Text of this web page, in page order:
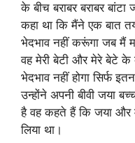
के बीच बराबर बराबर
कहा था कि मैंने एक बात
भेदभाव नहीं करूंगा जब मैं
वह मेरी बेटी और मेरे बेटे के
भेदभाव नहीं होगा सिर्फ
उन्होंने अपनी बीवी जया
है वह कहते हैं कि जया
लिया था।